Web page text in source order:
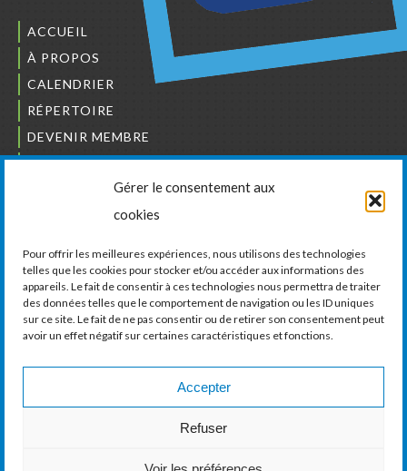
Gérer le consentement aux
cookies
Pour offrir les meilleures expériences, nous utilisons des technologies
telles que les cookies pour stocker et/ou accéder aux informations des
appareils. Le fait de consentir à ces technologies nous permettra de traiter
des données telles que le comportement de navigation ou les ID uniques
sur ce site. Le fait de ne pas consentir ou de retirer son consentement peut
avoir un effet négatif sur certaines caractéristiques et fonctions.
Accepter
Refuser
ACCUEIL
À PROPOS
CALENDRIER
RÉPERTOIRE
DEVENIR MEMBRE
NOUS JOINDRE
L’ORDRE DES BÂTISSEURS
LA CHAMBRE DE COMMERCE ET D’INDUSTRIE
DE VAUDREUIL-SOULANGES
11, boul. de la Cité-des-Jeunes, Suite 201